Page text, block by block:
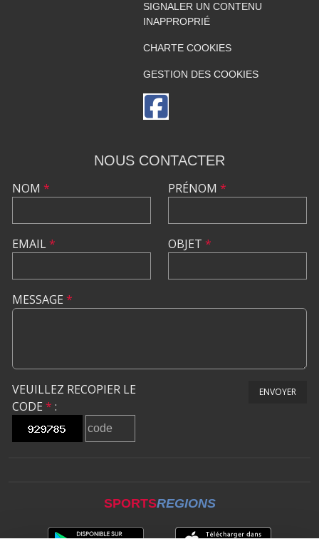
SIGNALER UN CONTENU
INAPPROPRIÉ
CHARTE COOKIES
GESTION DES COOKIES
NOUS CONTACTER
NOM *
EMAIL*
PRÉNOM *
OBJET *
MESSAGE *
VEUILLEZ RECOPIER LE
CODE * :
ENVOYER
SPORTSREGIONS